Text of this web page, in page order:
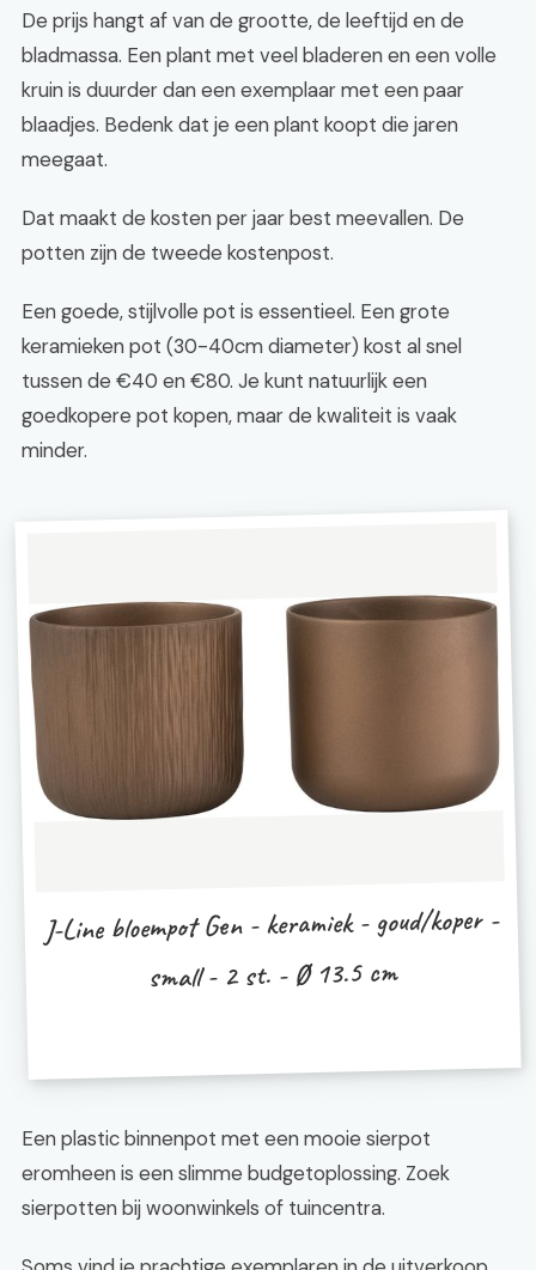
De prijs hangt af van de grootte, de leeftijd en de
bladmassa. Een plant met veel bladeren en een volle
kruin is duurder dan een exemplaar met een paar
blaadjes. Bedenk dat je een plant koopt die jaren
meegaat.
Dat maakt de kosten per jaar best meevallen. De
potten zijn de tweede kostenpost.
Een goede, stijlvolle pot is essentieel. Een grote
keramieken pot (30-40cm diameter) kost al snel
tussen de €40 en €80. Je kunt natuurlijk een
goedkopere pot kopen, maar de kwaliteit is vaak
minder.
J-Line bloempot Gen - keramiek - goud/koper -
small - 2 st. - Ø 13.5 cm
Een plastic binnenpot met een mooie sierpot
eromheen is een slimme budgetoplossing. Zoek
sierpotten bij woonwinkels of tuincentra.